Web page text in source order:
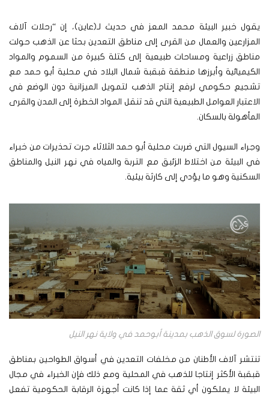
يقول خبير البيئة محمد المعز في حديث لـ(عاين)، إن “رحلات آلاف
المزارعين والعمال من القرى إلى مناطق التعدين بحثا عن الذهب حولت
مناطق زراعية ومساحات طبيعية إلى كتلة كبيرة من السموم والمواد
الكيميائية وأبرزها منطقة قبقبة شمال البلاد في محلية أبو حمد مع
تشجيع حكومي لرفع إنتاج الذهب لتمويل الميزانية دون الوضع في
الاعتبار العوامل الطبيعية التي قد تنقل المواد الخطرة إلى المدن والقرى
المأهولة بالسكان.
وجراء السيول التي ضربت محلية أبو حمد الثلاثاء جرت تحذيرات من خبراء
في البيئة من اختلاط الزئبق مع التربة والمياه في نهر النيل والمناطق
السكنية وهو ما يؤدي إلى كارثة بيئية.
الصورة لسوق الذهب بمدينة أبوحمد في ولاية نهر النيل
تنتشر آلاف الأطنان من مخلفات التعدين في أسواق الطواحين بمناطق
قبقبة الأكثر إنتاجا للذهب في المحلية ومع ذلك فإن الخبراء في مجال
البيئة لا يملكون أي ثقة عما إذا كانت أجهزة الرقابة الحكومية تفعل